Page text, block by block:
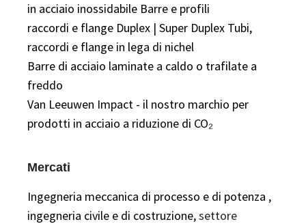
in acciaio inossidabile Barre e profili
raccordi e flange Duplex | Super Duplex Tubi,
raccordi e flange in lega di nichel
Barre di acciaio laminate a caldo o trafilate a
freddo
Van Leeuwen Impact - il nostro marchio per
prodotti in acciaio a riduzione di CO₂
Mercati
Ingegneria meccanica di processo e di potenza ,
ingegneria civile e di costruzione,settore